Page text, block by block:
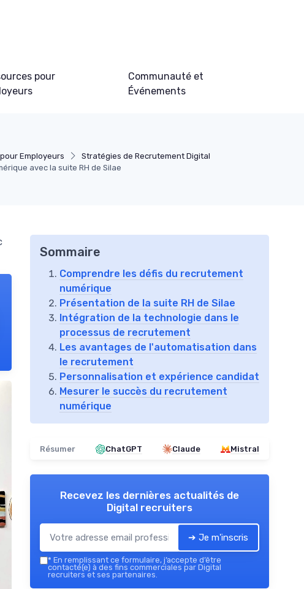
pour
Communauté et
Événements
Employeurs
Stratégies de Recrutement Digital
avec la suite RH de Silae
Sommaire
Comprendre les défis du recrutement
numérique
Présentation de la suite RH de Silae
Intégration de la technologie dans le
processus de recrutement
Les avantages de l'automatisation dans
le recrutement
Personnalisation et expérience candidat
Mesurer le succès du recrutement
numérique
Résumer ChatGPT Claude Mistral
Recevez les dernières actualités de
Digital recruiters
➔ Je m'inscris
* En remplissant ce formulaire, j’accepte d’être
contacté(e) à des fins commerciales par Digital
recruiters et ses partenaires.